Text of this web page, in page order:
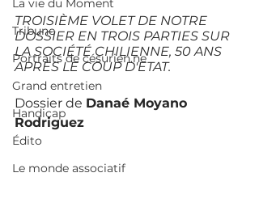
La vie du Moment
Tribune
Portraits de césurien.ne
Grand entretien
Handicap
Édito
Le monde associatif
TROISIÈME VOLET DE NOTRE
DOSSIER EN TROIS PARTIES SUR
LA SOCIÉTÉ CHILIENNE, 50 ANS
APRÈS LE COUP D'ETAT.
Dossier de Danaé Moyano
Rodriguez